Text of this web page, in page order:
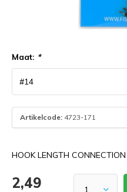
Maat: *
Artikelcode: 4723-171
HOOK LENGTH
2,49